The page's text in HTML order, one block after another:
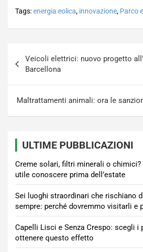
Tags:energia eolica, innovazione, Parco
articoli
Veicoli elettrici: nuovo progetto
Barcellona
Maltrattamenti animali: ora le
ULTIME PUBBLICAZIONI
Creme solari, filtri minerali o chimici?
utile conoscere prima dell’estate
Sei luoghi straordinari che rischiano
sempre: perché dovremmo visitarli e
Capelli Lisci e Senza Crespo: scegli i
ottenere questo effetto